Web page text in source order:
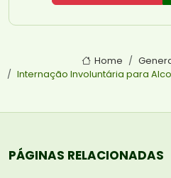
Home
Internação Involuntária para
PÁGINAS RELACIONADAS